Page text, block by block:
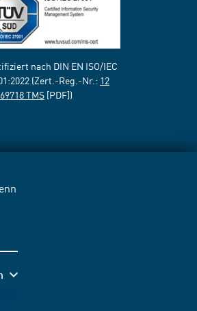
nach DIN EN ISO/IEC
(Zert.-Reg.-Nr.: 12
TMS [PDF])